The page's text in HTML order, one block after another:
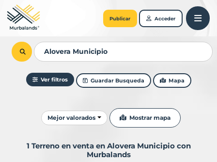
Publicar Acceder
Ver filtros Guardar Busqueda Mapa
Ordenar resultados
Mejor valorados Mostrar mapa
1 Terreno en venta en Alovera Municipio con
Murbalands